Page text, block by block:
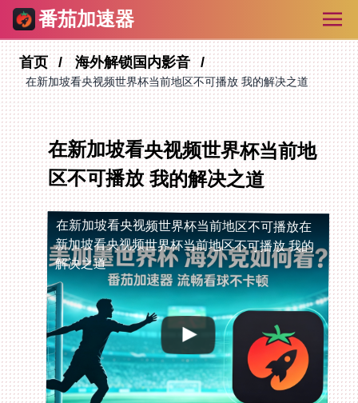
番茄加速器
首页 海外解锁国内影音
在新加坡看央视频世界杯当前地区不可播放 我的解决之道
在新加坡看央视频世界杯当前地
区不可播放 我的解决之道
在新加坡看央视频世界杯当前地区不可播放在
新加坡看央视频世界杯当前地区不可播放 我的
解决之道